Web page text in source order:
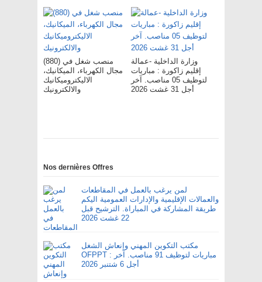
(880) منصب شغل في
مجال الكهرباء، الميكانيك،
الاليكتروميكانيك
والالكترونيك
وزارة الداخلية -عمالة
إقليم زاكورة : مباريات
لتوظيف 05 مناصب. آخر
أجل 31 غشت 2026
Nos dernières Offres
لمن يرغب بالعمل في المقاطعات
والعمالات الإقليمية والإدارات العمومية اليكم
طريقة المشاركة في المباراة. الترشيح قبل
22 غشت 2026
مكتب التكوين المهني وإنعاش الشغل
OFPPT : مباريات لتوظيف 91 مناصب. آخر
أجل 6 شتنبر 2026